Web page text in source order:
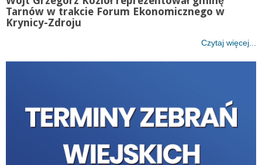
Tarnów w trakcie Forum Ekonomicznego w
Krynicy-Zdroju
Czytaj więcej...